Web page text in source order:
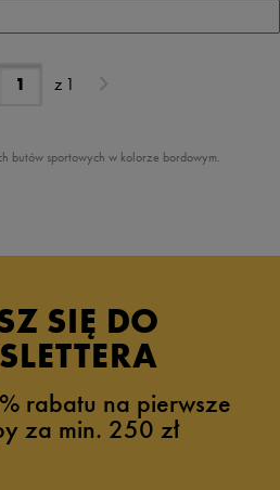
z 1
butów sportowych w kolorze bordowym.
SIĘ DO
rabatu na pierwsze
za min. 250 zł